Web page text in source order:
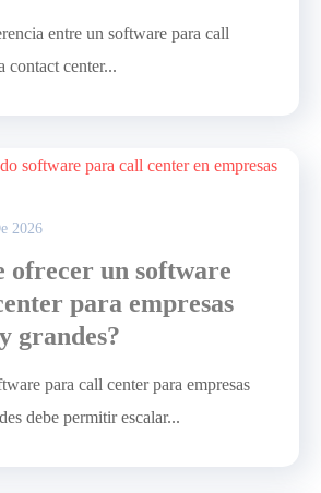
entre un software para call
contact center...
2026
ofrecer un software
para empresas
grandes?
para call center para empresas
debe permitir escalar...